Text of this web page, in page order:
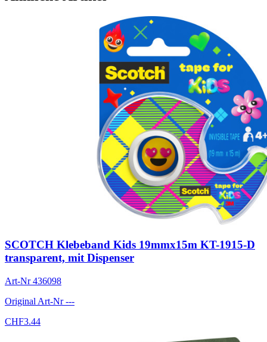
SCOTCH Klebeband Kids 19mmx15m KT-1915-D
transparent, mit Dispenser
Art-Nr436098
Original Art-Nr---
CHF3.44